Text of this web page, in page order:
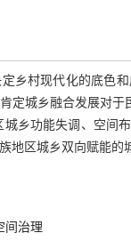
乡村现代化的底色
定城乡融合发展对
乡功能失调、空间
地区城乡双向赋能
间治理